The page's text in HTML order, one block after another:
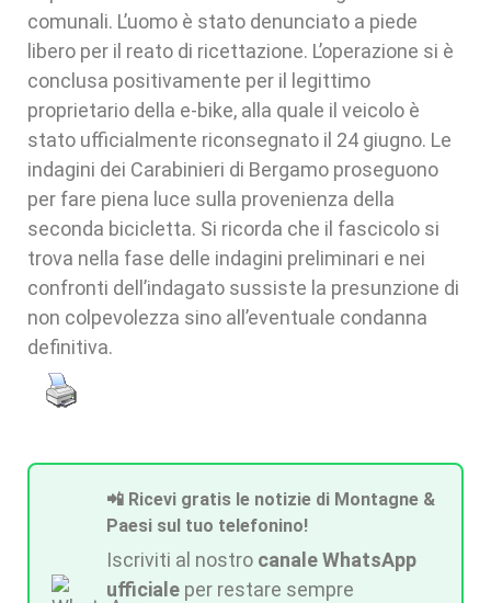
comunali. L’uomo è stato denunciato a piede
libero per il reato di ricettazione. L’operazione si è
conclusa positivamente per il legittimo
proprietario della e-bike, alla quale il veicolo è
stato ufficialmente riconsegnato il 24 giugno. Le
indagini dei Carabinieri di Bergamo proseguono
per fare piena luce sulla provenienza della
seconda bicicletta. Si ricorda che il fascicolo si
trova nella fase delle indagini preliminari e nei
confronti dell’indagato sussiste la presunzione di
non colpevolezza sino all’eventuale condanna
definitiva.
📲 Ricevi gratis le notizie di Montagne &
Paesi sul tuo telefonino!
Iscriviti al nostro canale WhatsApp
ufficiale per restare sempre